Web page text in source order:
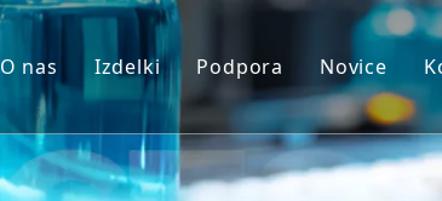
O nas Izdelki
Modeli primatov razen človeka
Modeli živali glodalcev
Podpora
Storitev
Prenos
Novice